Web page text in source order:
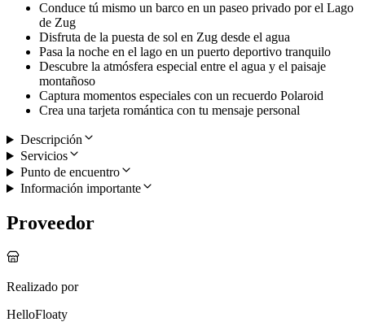
Conduce tú mismo un barco en un paseo privado por el Lago
de Zug
Disfruta de la puesta de sol en Zug desde el agua
Pasa la noche en el lago en un puerto deportivo tranquilo
Descubre la atmósfera especial entre el agua y el paisaje
montañoso
Captura momentos especiales con un recuerdo Polaroid
Crea una tarjeta romántica con tu mensaje personal
Descripción
Servicios
Punto de encuentro
Información importante
Proveedor
Realizado por
HelloFloaty